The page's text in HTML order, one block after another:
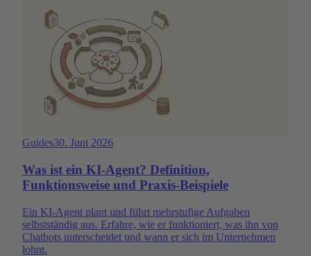
Guides30. Juni 2026
Was ist ein KI-Agent? Definition,
Funktionsweise und Praxis-Beispiele
Ein KI-Agent plant und führt mehrstufige Aufgaben
selbstständig aus. Erfahre, wie er funktioniert, was ihn von
Chatbots unterscheidet und wann er sich im Unternehmen
lohnt.